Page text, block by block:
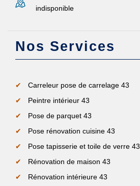
indisponible
Nos Services
Carreleur pose de carrelage 43
Peintre intérieur 43
Pose de parquet 43
Pose rénovation cuisine 43
Pose tapisserie et toile de verre 43
Rénovation de maison 43
Rénovation intérieure 43